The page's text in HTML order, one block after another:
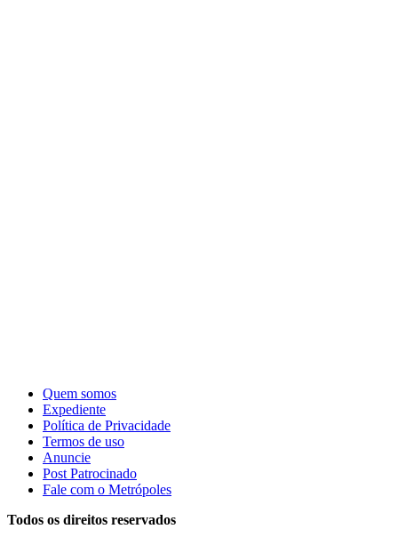
Quem somos
Expediente
Política de Privacidade
Termos de uso
Anuncie
Post Patrocinado
Fale com o Metrópoles
Todos os direitos reservados